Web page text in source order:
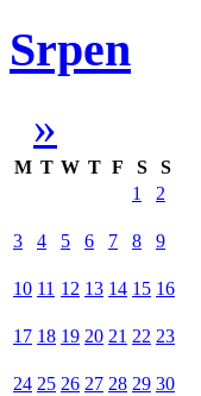
Srpen
»
M T W T F S
S
1
2
3 4 5 6 7 8 9
10 11 12 13 14 15 16
17 18 19 20 21 22 23
24 25 26 27 28 29 30